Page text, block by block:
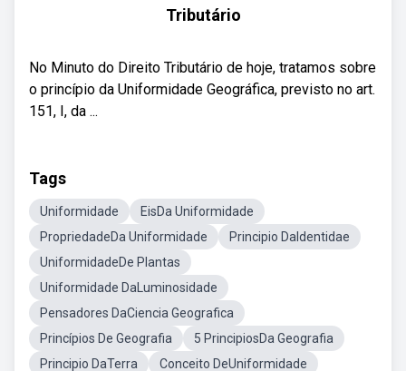
Tributário
No Minuto do Direito Tributário de hoje, tratamos sobre
o princípio da Uniformidade Geográfica, previsto no art.
151, I, da ...
Tags
Uniformidade
EisDa Uniformidade
PropriedadeDa Uniformidade
Principio DaIdentidae
UniformidadeDe Plantas
Uniformidade DaLuminosidade
Pensadores DaCiencia Geografica
Princípios De Geografia
5 PrincipiosDa Geografia
Principio DaTerra
Conceito DeUniformidade